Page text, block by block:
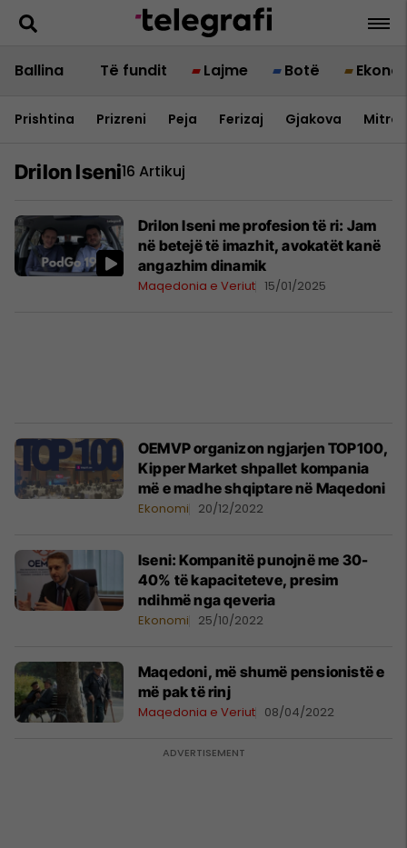
Ballina Të fundit Lajme Botë
Prishtina Prizreni Peja Ferizaj Gjakova
Drilon Iseni16 Artikuj
Drilon Iseni me profesion të ri: Jam
në betejë të imazhit, avokatët kanë
angazhim dinamik
Maqedonia e Veriut 15/01/2025
OEMVP organizon ngjarjen TOP100,
Kipper Market shpallet kompania
më e madhe shqiptare në Maqedoni
Ekonomi 20/12/2022
Iseni: Kompanitë punojnë me 30-
40% të kapaciteteve, presim
ndihmë nga qeveria
Ekonomi 25/10/2022
Maqedoni, më shumë pensionistë e
më pak të rinj
Maqedonia e Veriut 08/04/2022